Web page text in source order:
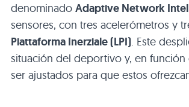
denominado Adaptive Network
sensores, con tres acelerómetros y
Piattaforma Inerziale (LPI). Este
situación del deportivo y, en función
ser ajustados para que estos